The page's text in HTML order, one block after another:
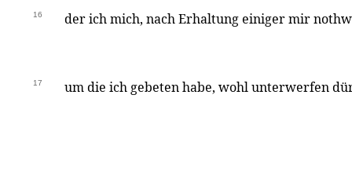
16 der ich mich, nach Erhaltung einiger mir
17 um die ich gebeten habe, wohl unterwerfen